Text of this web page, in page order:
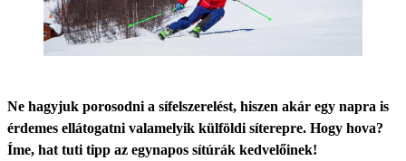
Ne hagyjuk porosodni a sífelszerelést, hiszen akár egy napra is
érdemes ellátogatni valamelyik külföldi síterepre. Hogy hova?
Íme, hat tuti tipp az egynapos sítúrák kedvelőinek!